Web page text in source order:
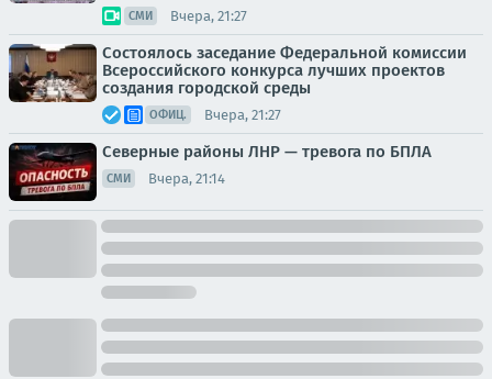
СМИ Вчера, 21:27
Состоялось заседание Федеральной комиссии
Всероссийского конкурса лучших проектов
создания городской среды
ОФИЦ. Вчера, 21:27
Северные районы ЛНР — тревога по БПЛА
СМИ Вчера, 21:14